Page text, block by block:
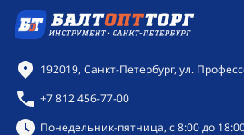
Контактная информация
192019, Санкт-Петербург, ул.
+7 812 456-77-00
Режим работы:
Понедельник-пятница, с 8:00 до